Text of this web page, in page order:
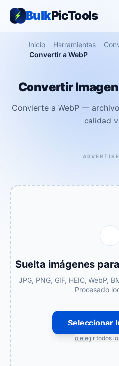
BulkPicTools
Inicio Herramientas
Convertir a WebP
Convertir
Convierte a WebP —
calidad
Suelta imágenes
JPG, PNG, GIF, HEIC, WebP,
Procesado
Seleccionar
o elegir todos